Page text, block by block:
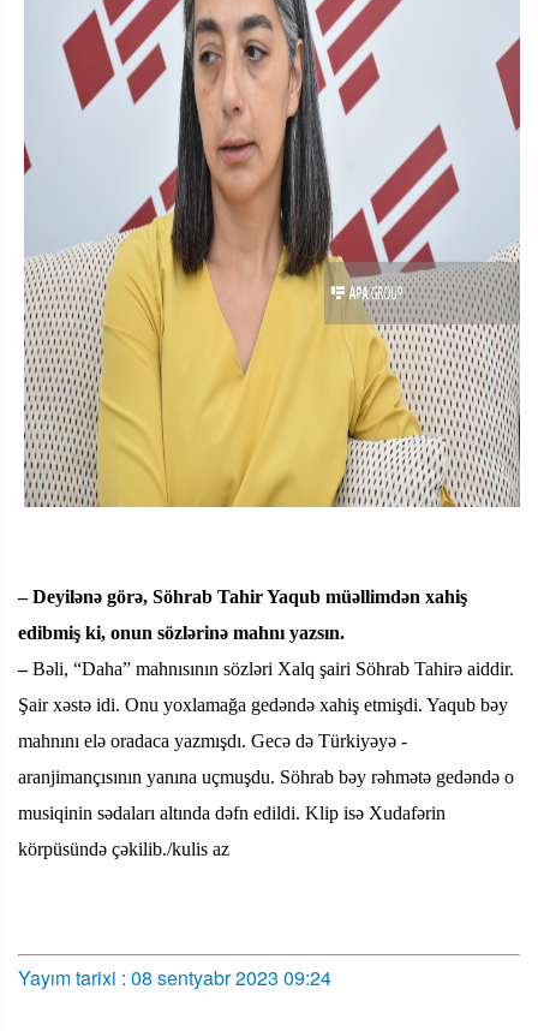
– Deyilənə görə, Söhrab Tahir Yaqub müəllimdən xahiş
edibmiş ki, onun sözlərinə mahnı yazsın.
–Bəli, “Daha” mahnısının sözləri Xalq şairi Söhrab Tahirə aiddir.
Şair xəstə idi. Onu yoxlamağa gedəndə xahiş etmişdi. Yaqub bəy
mahnını elə oradaca yazmışdı. Gecə də Türkiyəyə -
aranjimançısının yanına uçmuşdu. Söhrab bəy rəhmətə gedəndə o
musiqinin sədaları altında dəfn edildi. Klip isə Xudafərin
körpüsündə çəkilib./kulis az
Yayım tarixi : 08 sentyabr 2023 09:24